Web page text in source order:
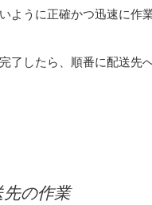
ように正確かつ迅速に作
了したら、順番に配送先
の作業